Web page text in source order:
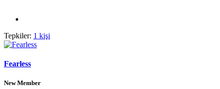
Tepkiler: 1 kişi
Fearless
New Member